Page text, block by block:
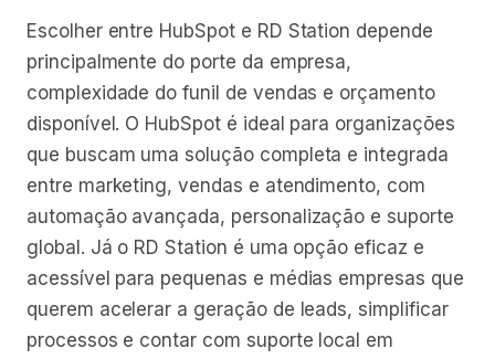
Escolher entre HubSpot e RD Station depende
principalmente do porte da empresa,
complexidade do funil de vendas e orçamento
disponível. O HubSpot é ideal para organizações
que buscam uma solução completa e integrada
entre marketing, vendas e atendimento, com
automação avançada, personalização e suporte
global. Já o RD Station é uma opção eficaz e
acessível para pequenas e médias empresas que
querem acelerar a geração de leads, simplificar
processos e contar com suporte local em